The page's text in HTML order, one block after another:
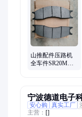
机配件、变速阀、
马达、振动泵、液
带、支重轮、引导轮
山推配件压路机
全车件SR20M蹄
宁波德道电子
安心购 真实工厂
主营： []